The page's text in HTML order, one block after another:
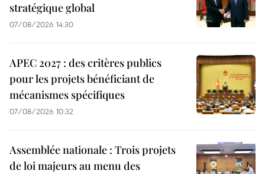
stratégique global
07/08/2026 14:30
APEC 2027 : des critères publics
pour les projets bénéficiant de
mécanismes spécifiques
07/08/2026 10:32
Assemblée nationale : Trois projets
de loi majeurs au menu des